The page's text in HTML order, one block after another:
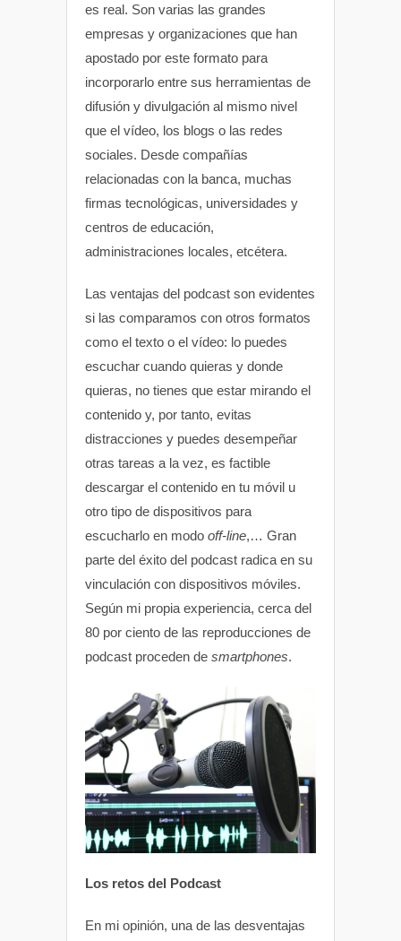
es real. Son varias las grandes
empresas y organizaciones que han
apostado por este formato para
incorporarlo entre sus herramientas de
difusión y divulgación al mismo nivel
que el vídeo, los blogs o las redes
sociales. Desde compañías
relacionadas con la banca, muchas
firmas tecnológicas, universidades y
centros de educación,
administraciones locales, etcétera.
Las ventajas del podcast son evidentes
si las comparamos con otros formatos
como el texto o el vídeo: lo puedes
escuchar cuando quieras y donde
quieras, no tienes que estar mirando el
contenido y, por tanto, evitas
distracciones y puedes desempeñar
otras tareas a la vez, es factible
descargar el contenido en tu móvil u
otro tipo de dispositivos para
escucharlo en modo off-line,… Gran
parte del éxito del podcast radica en su
vinculación con dispositivos móviles.
Según mi propia experiencia, cerca del
80 por ciento de las reproducciones de
podcast proceden de smartphones.
Los retos del Podcast
En mi opinión, una de las desventajas